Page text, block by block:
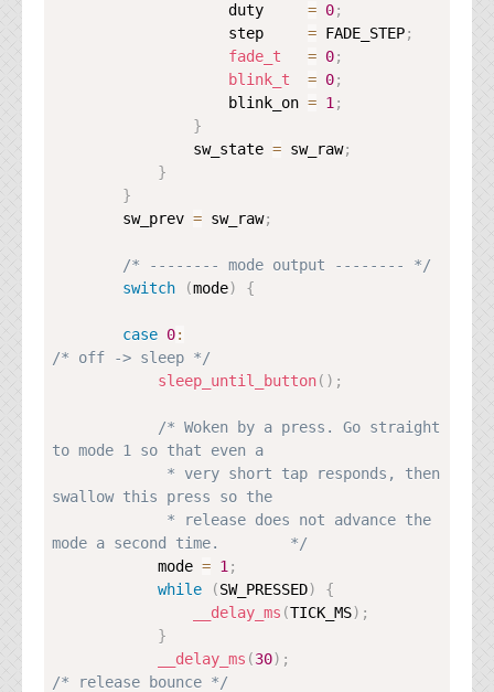
                    duty
= 0;
                    step
= FADE_STEP;
fade_t
= 0;
blink_t
= 0;
                    blink_on
= 1 ;
}
                sw_state
= sw_raw;
}
}
        sw_prev
= sw_raw;
/* -------- mode output -------- */
switch
(mode) {
case 0:
/* off -> sleep */
sleep_until_button( ) ;
/* Woken by a press. Go straight
to mode 1 so that even a
swallow this press so the
mode a second time.        */
            mode
= 1 ;
while
(SW_PRESSED)
{
__delay_ms (TICK_MS) ;
}
__delay_ms (30) ;
/* release bounce */